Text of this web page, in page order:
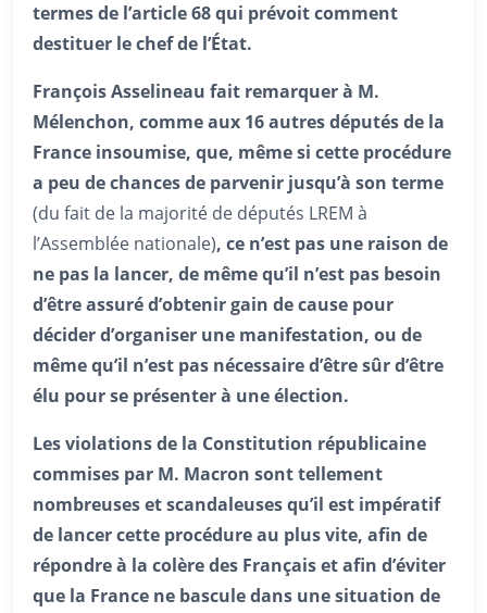
termes de l’article 68 qui prévoit comment
destituer le chef de l’État.
François Asselineau fait remarquer à M.
Mélenchon, comme aux 16 autres députés de la
France insoumise, que, même si cette procédure
a peu de chances de parvenir jusqu’à son terme
(du fait de la majorité de députés LREM à
l’Assemblée nationale), ce n’est pas une raison de
ne pas la lancer, de même qu’il n’est pas besoin
d’être assuré d’obtenir gain de cause pour
décider d’organiser une manifestation, ou de
même qu’il n’est pas nécessaire d’être sûr d’être
élu pour se présenter à une élection.
Les violations de la Constitution républicaine
commises par M. Macron sont tellement
nombreuses et scandaleuses qu’il est impératif
de lancer cette procédure au plus vite, afin de
répondre à la colère des Français et afin d’éviter
que la France ne bascule dans une situation de